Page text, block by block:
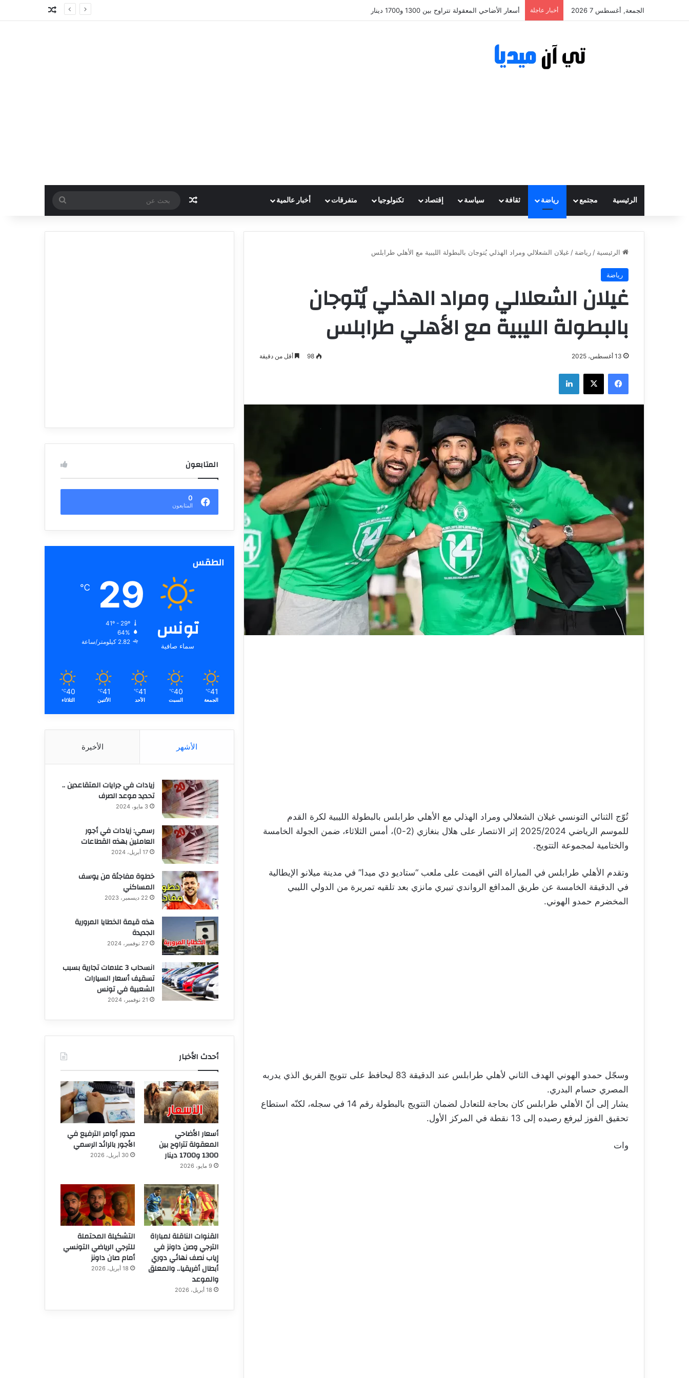
الجمعة, أغسطس 7 2026 أخبار عاجلة أسعار الأضاحي المعقولة تتراوح بين 1300 و1700 دينار مقال عشوائي
الرئيسية مجتمع رياضة ثقافة سياسة إقتصاد تكنولوجيا متفرقات أخبار عالمية مقال عشوائي
بحث
عن
الرئيسية / رياضة / غيلان الشعلالي ومراد الهذلي يُتوجان بالبطولة الليبية مع الأهلي طرابلس
رياضة
غيلان الشعلالي ومراد الهذلي يُتوجان
بالبطولة الليبية مع الأهلي طرابلس
13 أغسطس، 2025 98 أقل من دقيقة
فيسبوك ‫X لينكدإن
تُوّج الثنائي التونسي غيلان الشعلالي ومراد الهذلي مع الأهلي طرابلس بالبطولة الليبية لكرة القدم
للموسم الرياضي 2025/2024 إثر الانتصار على هلال بنغازي (2-0)، أمس الثلاثاء، ضمن الجولة الخامسة
والختامية لمجموعة التتويج.
وتقدم الأهلي طرابلس في المباراة التي اقيمت على ملعب “ستاديو دي ميدا” في مدينة ميلانو الإيطالية
في الدقيقة الخامسة عن طريق المدافع الرواندي تييري مانزي بعد تلقيه تمريرة من الدولي الليبي
المخضرم حمدو الهوني.
وسجّل حمدو الهوني الهدف الثاني لأهلي طرابلس عند الدقيقة 83 ليحافظ على تتويج الفريق الذي يدربه
المصري حسام البدري.
يشار إلى أنّ الأهلي طرابلس كان بحاجة للتعادل لضمان التتويج بالبطولة رقم 14 في سجله، لكنّه استطاع
تحقيق الفوز ليرفع رصيده إلى 13 نقطة في المركز الأول.
وات
المتابعون
0
المتابعون
الطقس
تونس
سماء صافية
29
℃
41º - 29º
64%
2.82 كيلومتر/ساعة
41
℃
الجمعة
40
℃
السبت
41
℃
الأحد
41
℃
الأثنين
40
℃
الثلاثاء
الأشهر الأخيرة
زيادات في جرايات المتقاعدين ..
تحديد موعد الصرف
3 مايو، 2024
رسمي: زيادات في أجور
العاملين بهذه القطاعات
17 أبريل، 2024
خطوة مفاجئة من يوسف
المساكني
22 ديسمبر، 2023
هذه قيمة الخطايا المرورية
الجديدة
27 نوفمبر، 2024
انسحاب 3 علامات تجارية بسبب
تسقيف أسعار السيارات
الشعبية في تونس
21 نوفمبر، 2024
أحدث الأخبار
أسعار الأضاحي
المعقولة تتراوح بين
1300 و1700 دينار
9 مايو، 2026
صدور أوامر الترفيع في
الأجور بالرائد الرسمي
30 أبريل، 2026
القنوات الناقلة لمباراة
الترجي وصن داونز في
إياب نصف نهائي دوري
أبطال أفريقيا.. والمعلق
والموعد
18 أبريل، 2026
التشكيلة المحتملة
للترجي الرياضي التونسي
أمام صان داونز
18 أبريل، 2026